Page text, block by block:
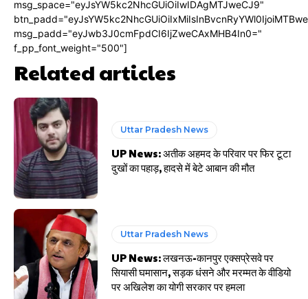
msg_space="eyJsYW5kc2NhcGUiOiIwIDAgMTJweCJ9"
msg_padd="eyJwb3J0cmFpdCI6IjZweCAxMHB4In0="
f_pp_font_weight="500"]
Related articles
Uttar Pradesh News
UP News: अतीक अहमद के परिवार पर फिर टूटा
दुखों का पहाड़, हादसे में बेटे आबान की मौत
Uttar Pradesh News
UP News: लखनऊ-कानपुर एक्सप्रेसवे पर
सियासी घमासान, सड़क धंसने और मरम्मत के वीडियो
पर अखिलेश का योगी सरकार पर हमला